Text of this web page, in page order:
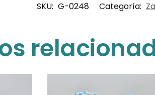
SKU: G-0248 Categoría: